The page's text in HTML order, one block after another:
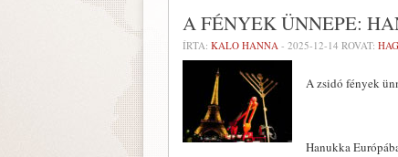
A FÉNYEK ÜNNEPE:
ÍRTA: KALO HANNA - 2025-12-14 ROVAT:
A zsidó fények
Hanukka